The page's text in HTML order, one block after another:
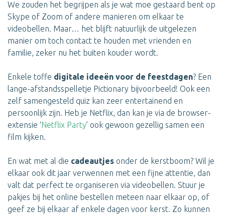
We zouden het begrijpen als je wat moe gestaard bent op
Skype of Zoom of andere manieren om elkaar te
videobellen. Maar… het blijft natuurlijk de uitgelezen
manier om toch contact te houden met vrienden en
familie, zeker nu het buiten kouder wordt.
Enkele toffe digitale ideeën voor de feestdagen? Een
lange-afstandsspelletje Pictionary bijvoorbeeld! Ook een
zelf samengesteld quiz kan zeer entertainend en
persoonlijk zijn. Heb je Netflix, dan kan je via de browser-
extensie ‘Netflix Party’ ook gewoon gezellig samen een
film kijken.
En wat met al die cadeautjes onder de kerstboom? Wil je
elkaar ook dit jaar verwennen met een fijne attentie, dan
valt dat perfect te organiseren via videobellen. Stuur je
pakjes bij het online bestellen meteen naar elkaar op, of
geef ze bij elkaar af enkele dagen voor kerst. Zo kunnen